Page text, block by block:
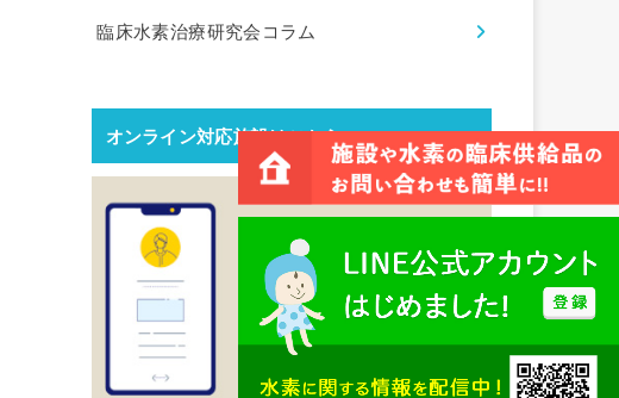
臨床水素治療研究会コラム
オンライン対応施設はこちら